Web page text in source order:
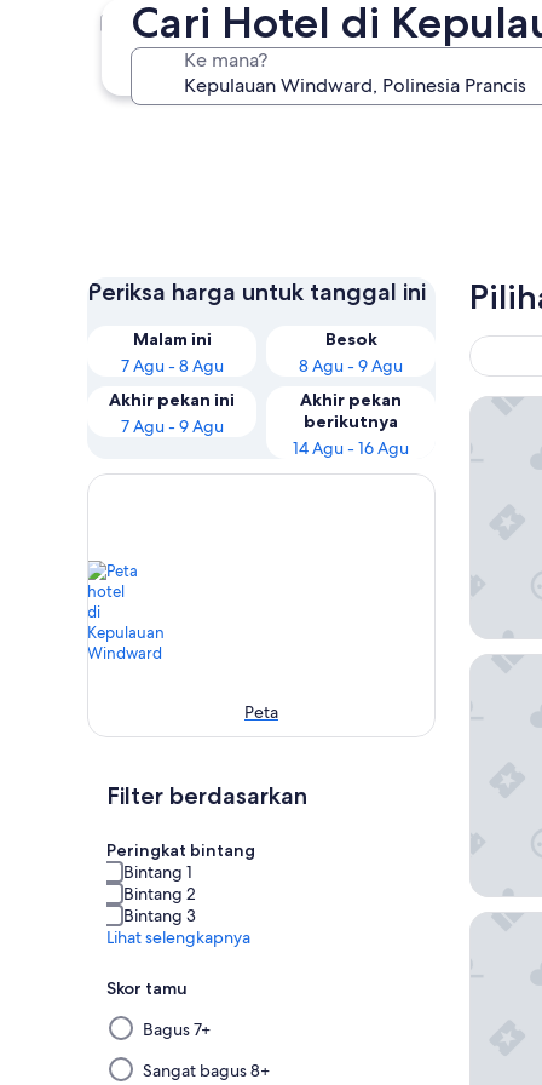
Cari Hotel di
Ke mana?
Moorea-Maiao
Periksa harga untuk tanggal ini
Malam ini
7 Agu - 8 Agu
Besok
8 Agu - 9 Agu
Akhir pekan ini
7 Agu - 9 Agu
Akhir pekan
berikutnya
14 Agu - 16 Agu
Peta
Filter berdasarkan
Peringkat bintang
Bintang 1
Bintang 2
Bintang 3
Lihat selengkapnya
Skor tamu
Memilih
dan
menerapkan
Bagus 7+
Sangat bagus 8+
Hilton